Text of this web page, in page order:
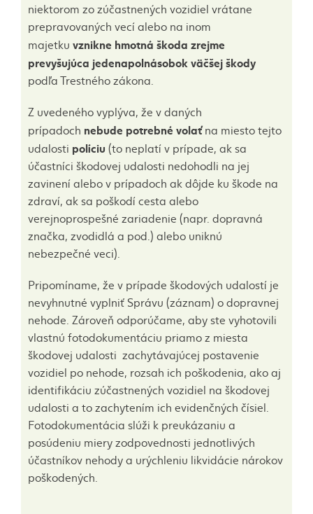
niektorom zo zúčastnených vozidiel vrátane
prepravovaných vecí alebo na inom
majetku vznikne hmotná škoda zrejme
prevyšujúca jedenapolnásobok väčšej škody
podľa Trestného zákona.
Z uvedeného vyplýva, že v daných
prípadoch nebude potrebné volaťna miesto tejto
udalosti políciu (to neplatí v prípade, ak sa
účastníci škodovej udalosti nedohodli na jej
zavinení alebo v prípadoch ak dôjde ku škode na
zdraví, ak sa poškodí cesta alebo
verejnoprospešné zariadenie (napr. dopravná
značka, zvodidlá a pod.) alebo uniknú
nebezpečné veci).
Pripomíname, že v prípade škodových udalostí je
nevyhnutné vyplniť Správu (záznam) o dopravnej
nehode. Zároveň odporúčame, aby ste vyhotovili
vlastnú fotodokumentáciu priamo z miesta
škodovej udalosti zachytávajúcej postavenie
vozidiel po nehode, rozsah ich poškodenia, ako aj
identifikáciu zúčastnených vozidiel na škodovej
udalosti a to zachytením ich evidenčných čísiel.
Fotodokumentácia slúži k preukázaniu a
posúdeniu miery zodpovednosti jednotlivých
účastníkov nehody a urýchleniu likvidácie nárokov
poškodených.